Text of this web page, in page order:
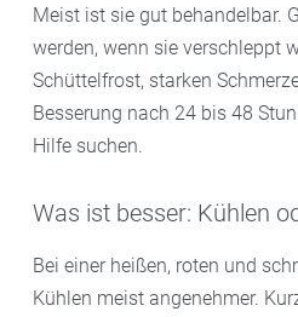
Meist ist sie gut behandelbar.
werden, wenn sie verschleppt
Schüttelfrost, starken
Besserung nach 24 bis 48
Hilfe suchen.
Was ist besser: Kühlen
Bei einer heißen, roten und
Kühlen meist angenehmer.